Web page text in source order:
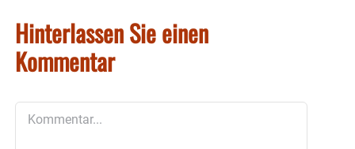
Hinterlassen Sie einen
Kommentar